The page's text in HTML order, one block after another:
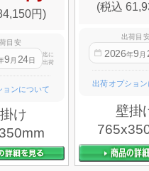
円)
目安
9 月 24日
迄に
出荷
ョンについて
け
(税込
出荷目
2026年9 月
出荷オプショ
壁掛